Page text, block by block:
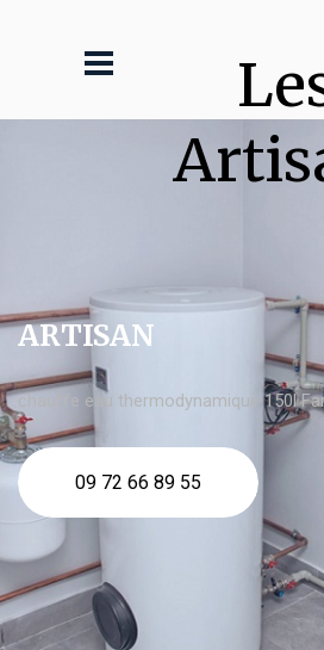
ARTISAN
chauffe eau thermodynamique 150l
09 72 66 89 55